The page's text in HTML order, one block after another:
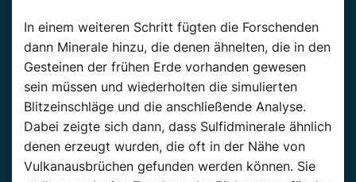
In einem weiteren Schritt fügten die Forschenden
dann Minerale hinzu, die denen ähnelten, die in den
Gesteinen der frühen Erde vorhanden gewesen
sein müssen und wiederholten die simulierten
Blitzeinschläge und die anschließende Analyse.
Dabei zeigte sich dann, dass Sulfidminerale ähnlich
denen erzeugt wurden, die oft in der Nähe von
Vulkanausbrüchen gefunden werden können. Sie